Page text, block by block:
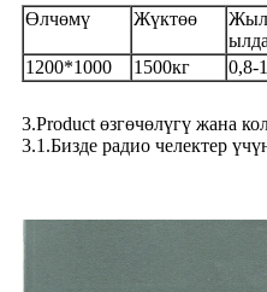
Өлчөмү Жүктөө
1200*1000 1500кг 0,8-
3.Product өзгөчөлүгү жана
3.1.Бизде радио челектер